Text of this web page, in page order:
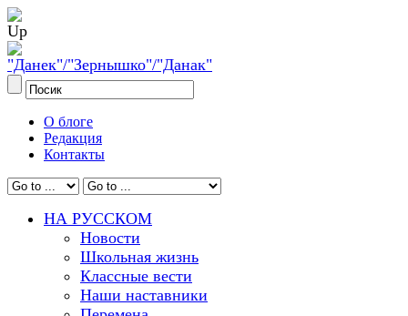
О блоге
Редакция
Контакты
НА РУССКОМ
Новости
Школьная жизнь
Классные вести
Наши наставники